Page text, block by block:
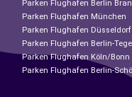
Parken Flughafen Berlin
Parken Flughafen München
Parken Flughafen Düsseldorf
Parken Flughafen Berlin-
Parken Flughafen Köln/Bonn
Parken Flughafen Berlin-